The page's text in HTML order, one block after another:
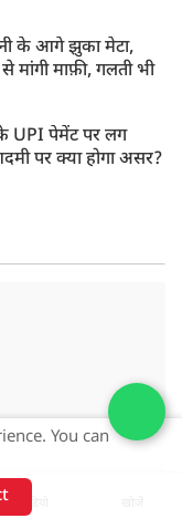
के आगे झुका मेटा,
मांगी माफ़ी, गलती भी
UPI पेमेंट पर लग
पर क्या होगा असर?
You can